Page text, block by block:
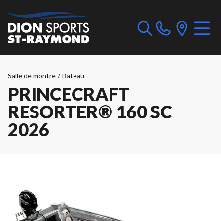
Salle de montre / Bateau
PRINCECRAFT
RESORTER® 160 SC
2026